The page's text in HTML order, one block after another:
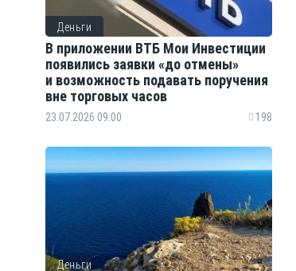
Деньги
В приложении ВТБ Мои Инвестиции
появились заявки «до отмены»
и возможность подавать поручения
вне торговых часов
23.07.2026 09:00 198
Деньги